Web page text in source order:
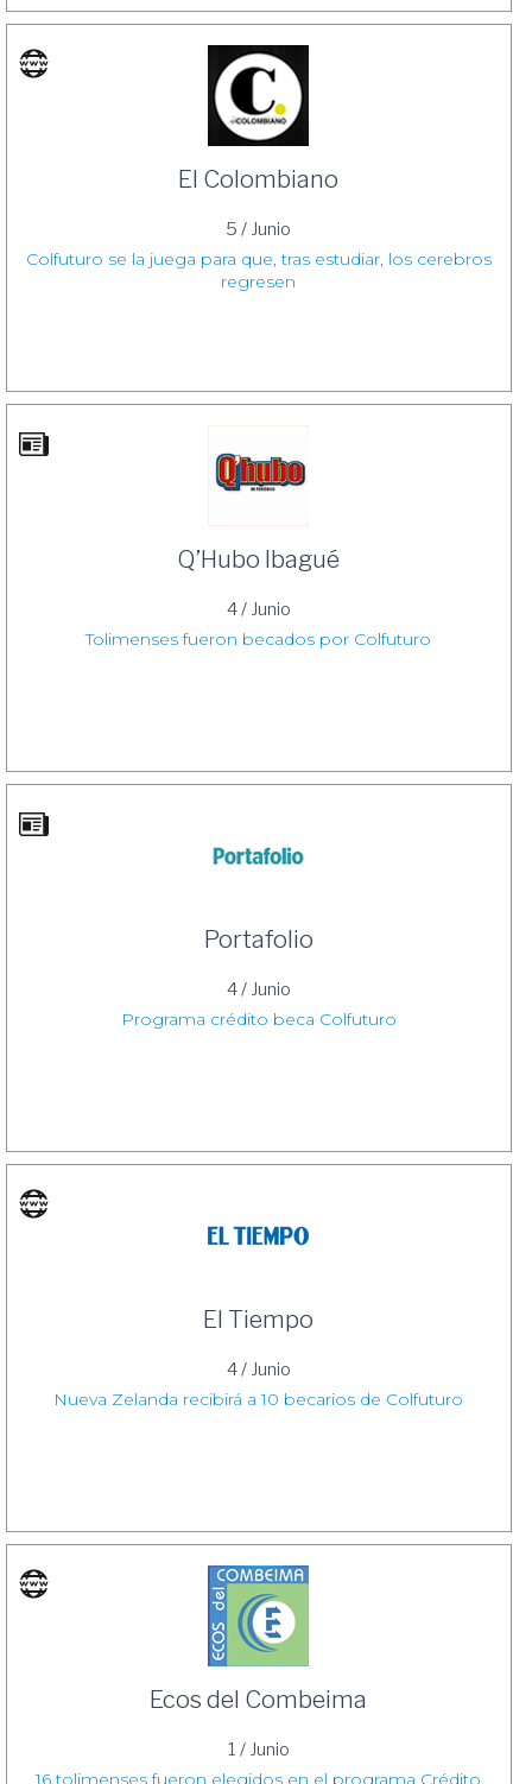
El Colombiano
5 / Junio
Colfuturo se la juega para que, tras estudiar, los cerebros
regresen
Q’Hubo Ibagué
4 / Junio
Tolimenses fueron becados por Colfuturo
Portafolio
4 / Junio
Programa crédito beca Colfuturo
El Tiempo
4 / Junio
Nueva Zelanda recibirá a 10 becarios de Colfuturo
Ecos del Combeima
1 / Junio
16 tolimenses fueron elegidos en el programa Crédito